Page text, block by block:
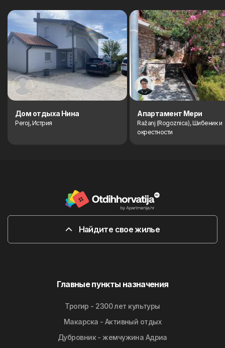
Дом отдыха Нина
Peroj, Истрия
Aпартамент Мери
Ražanj (Rogoznica), Шибеник и
окрестности
Найдите свое жилье
Главные пункты назначения
Трогир - 2300 лет культуры
Макарска - Активный отдых
Дубровник - жемчужина Адриа